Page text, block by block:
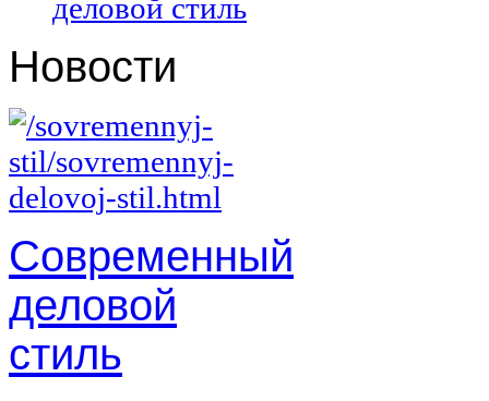
деловой стиль
Новости
Современный
деловой
стиль